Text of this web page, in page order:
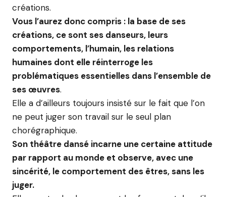
créations.
Vous l’aurez donc compris : la base de ses
créations, ce sont ses danseurs, leurs
comportements, l’humain, les relations
humaines dont elle réinterroge les
problématiques essentielles dans l’ensemble de
ses œuvres.
Elle a d’ailleurs toujours insisté sur le fait que l’on
ne peut juger son travail sur le seul plan
chorégraphique.
Son théâtre dansé incarne une certaine attitude
par rapport au monde et observe, avec une
sincérité, le comportement des êtres, sans les
juger.